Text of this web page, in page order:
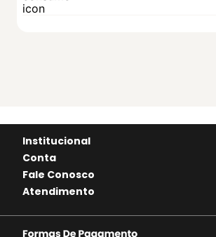
Institucional
Conta
Fale Conosco
Atendimento